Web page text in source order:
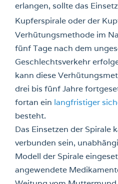
erlangen, sollte das
Kupferspirale oder der
Verhütungsmethode im
fünf Tage nach dem
Geschlechtsverkehr
kann diese
drei bis fünf Jahre
fortan ein langfristiger
besteht.
Das Einsetzen der Spirale
verbunden sein,
Modell der Spirale
angewendete